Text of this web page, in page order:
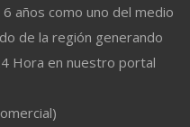
años como uno del medio
de la región generando
Hora en nuestro portal